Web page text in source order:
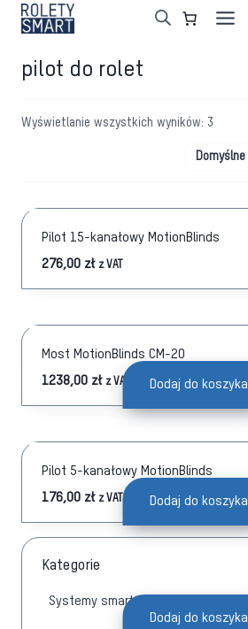
Przejdź
pilot do rolet
Wyświetlanie wszystkich wyników: 3
Pilot 15-kanałowy MotionBlinds
276,00 zł z VAT
Dodaj do koszyka
Most MotionBlinds CM-20
1238,00 zł z VAT
Dodaj do koszyka
Pilot 5-kanałowy MotionBlinds
176,00 zł z VAT
Dodaj do koszyka
Kategorie
Systemy smart